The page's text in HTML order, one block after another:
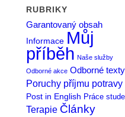
RUBRIKY
Garantovaný obsah
Informace Můj
příběh Naše služby
Odborné akce Odborné texty
Poruchy příjmu potravy
Post in English Práce
Terapie Články